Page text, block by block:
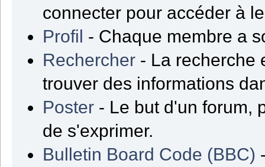
connecter pour accéder à
Profil - Chaque membre a
Rechercher - La recherche
trouver des informations
Poster - Le but d'un forum,
de s'exprimer.
Bulletin Board Code (BBC)